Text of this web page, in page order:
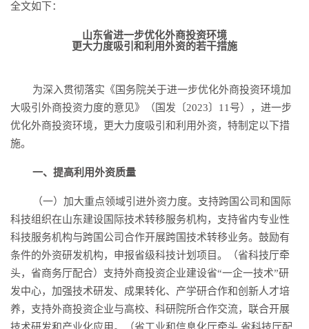
全文如下：
山东省进一步优化外商投资环境
更大力度吸引和利用外资的若干措施
为深入贯彻落实《国务院关于进一步优化外商投资环境加
大吸引外商投资力度的意见》（国发〔2023〕11号），进一步
优化外商投资环境，更大力度吸引和利用外资，特制定以下措
施。
一、提高利用外资质量
（一）加大重点领域引进外资力度。支持跨国公司和国际
科技组织在山东建设国际技术转移服务机构，支持省内专业性
科技服务机构与跨国公司合作开展跨国技术转移业务。鼓励有
条件的外资研发机构，申报省级科技计划项目。（省科技厅牵
头，省商务厅配合）支持外商投资企业建设省“一企一技术”研
发中心，加强技术研发、成果转化、产学研合作和创新人才培
养，支持外商投资企业与高校、科研院所合作交流，联合开展